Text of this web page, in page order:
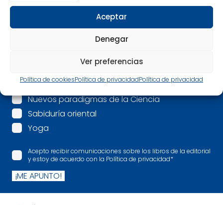
Aceptar
Denegar
Ver preferencias
Política de cookiesPolítica de privacidadPolítica de privacidad
Espiritualidad
Más allá
Nuevos paradigmas de la Ciencia
Sabiduría oriental
Yoga
Acepto recibir comunicaciones sobre los libros de la editorial
y estoy de acuerdo con la Política de privacidad*
¡ME APUNTO!